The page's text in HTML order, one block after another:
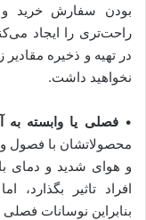
بودن سفارش خرید و
راحت‌تری را ایجاد
در تهیه و ذخیره
نخواهید داشت.
•فصلی یا وابسته
محصولاتشان با فصول
و هوای شدید و دمای
افراد تاثیر
بنابراین نوسانات